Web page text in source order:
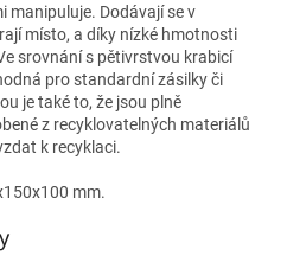
manipuluje. Dodávají se v
místo, a díky nízké hmotnosti
srovnání s pětivrstvou krabicí
pro standardní zásilky či
je také to, že jsou plně
z recyklovatelných materiálů
k recyklaci.
mm.